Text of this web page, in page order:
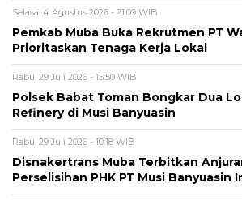
Selasa, 4 Agustus 2026 - 21:09 WIB
Pemkab Muba Buka Rekrutmen PT
Prioritaskan Tenaga Kerja Lokal
Rabu, 29 Juli 2026 - 15:50 WIB
Polsek Babat Toman Bongkar Dua
Refinery di Musi Banyuasin
Rabu, 29 Juli 2026 - 10:18 WIB
Disnakertrans Muba Terbitkan
Perselisihan PHK PT Musi Banyuasin